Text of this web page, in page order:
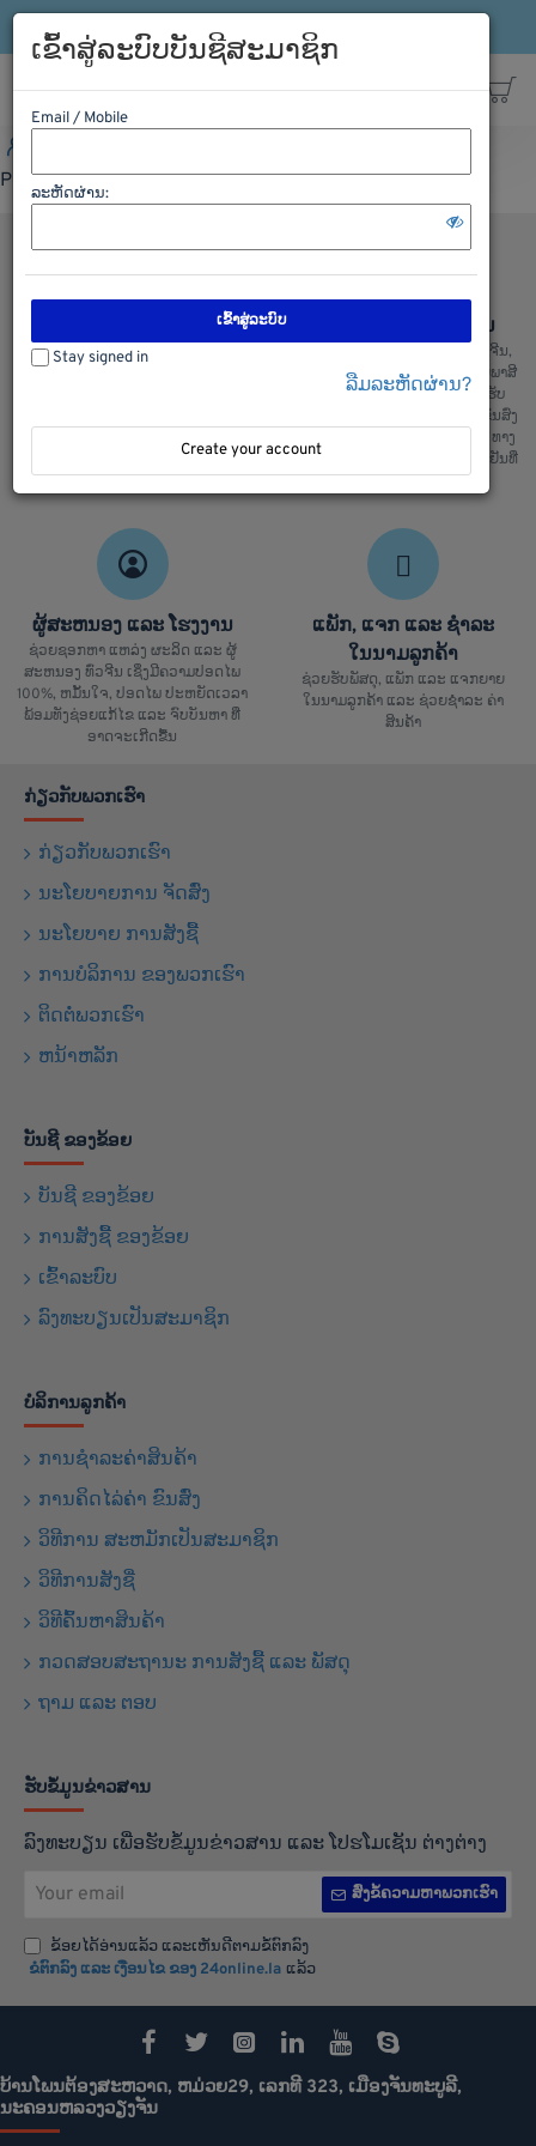
Please Login first
ພວກເຮົາມີລະບົບການຮັກສາຄວາມປອດ
ການຂົນສົ່ງ ຈີນ ລາວ ຈີນ
ບໍລິການຂົນສົ່ງ ຈີນ ລາວ ແລະ ລາວຈີນ,
ຂົນສົ່ງ ໄທ ລາວ ແລະ ລາວ ໄທ, ເຄັຍພາສີ
ແລ່ນຫນັງສື ຊິ້ບປີ້ງ ພ້ອມທັງມີລົດ ຮັບ
ເຄື່ອງຈາກຫນ້າໂຮງງານ ສະເພາະ ຂົນສົ່ງ
ທງຈີນ : ພວກເຮົາມີ ຂົນສົ່ງ ທາງລົດ, ທາງ
ເຮື່ອ, ທາງລົດໄຟ ແລະ ຂົນສົ່ງເຄື່ອງເຢັນທີ່
ສ່າງຄຸນມີ້ງ
ຜູ້ສະຫນອງ ແລະ ໂຮງງານ
ຊ່ວຍຊອກຫາ ແຫລ່ງ ຜະລິດ ແລະ ຜູ້
ສະຫນອງ ທົ່ວຈີນ ເຊິ່ງມີຄວາມປອດໄພ
100%, ຫມັ້ນໃຈ, ປອດໄພ ປະຫຍັດເວລາ
ພ້ອມທັງຊ່ອຍແກ້ໄຂ ແລະ ຈົບບັນຫາ ທີ່
ອາດຈະເກີດຂື້ນ
ແພັກ, ແຈກ ແລະ ຊຳລະ
ໃນນາມລູກຄ້າ
ຊ່ວຍຮັບພັສດຸ, ແພັກ ແລະ ແຈກຍາຍ
ໃນນາມລູກຄ້າ ແລະ ຊ່ວຍຊຳລະ ຄ່າ
ສິນຄ້າ
ກ່ຽວກັບພວກເຮົາ
ກ່ຽວກັບພວກເຮົາ
ນະໂຍບາຍການ ຈັດສົ່ງ
ນະໂຍບາຍ ການສັງຊື້
ການບໍລິການ ຂອງພວກເຮົາ
ຕິດຕໍ່ພວກເຮົາ
ຫນ້າຫລັກ
ບັນຊີ ຂອງຂ້ອຍ
ບັນຊີ ຂອງຂ້ອຍ
ການສັງຊື້ ຂອງຂ້ອຍ
ເຂົ້າລະບົບ
ລົງທະບຽນເປັນສະມາຊິກ
ບໍລິການລູກຄ້າ
ການຊຳລະຄ່າສິນຄ້າ
ການຄິດໄລ່ຄ່າ ຂົນສົ່ງ
ວິທີການ ສະຫມັກເປັນສະມາຊິກ
ວິທີການສັງຊື່
ວິທີຄົ້ນຫາສິນຄ້າ
ກວດສອບສະຖານະ ການສັງຊື້ ແລະ ພັສດຸ
ຖາມ ແລະ ຕອບ
ຮັບຂໍ້ມູນຂ່າວສານ
ລົງທະບຽນ ເພື່ອຮັບຂໍ້ມູນຂ່າວສານ ແລະ ໂປຮໂມເຊັນ ຕ່າງຕ່າງ
email
ສົ່ງຂໍ້ຄວາມຫາພວກເຮົາ
ຂ້ອຍໄດ້ອ່ານແລ້ວ ແລະເຫັນດີຕາມຂໍ້ຕົກລົງ
ຂໍຕົກລົງ ແລະ ເງືອນໄຂ ຂອງ 24online.la ແລ້ວ
ບ້ານໂພນຕ້ອງສະຫວາດ, ຫມ່ວຍ29, ເລກທີ 323, ເມືອງຈັນທະບູລີ,
ນະຄອນຫລວງວຽງຈັນ
ເຂົ້າສູ່ລະບົບບັນຊີສະມາຊິກ
Email / Mobile
ລະຫັດຜ່ານ:
ເຂົ້າສູ່ລະບົບ
Stay signed in
ລືມລະຫັດຜ່ານ?
Create your account